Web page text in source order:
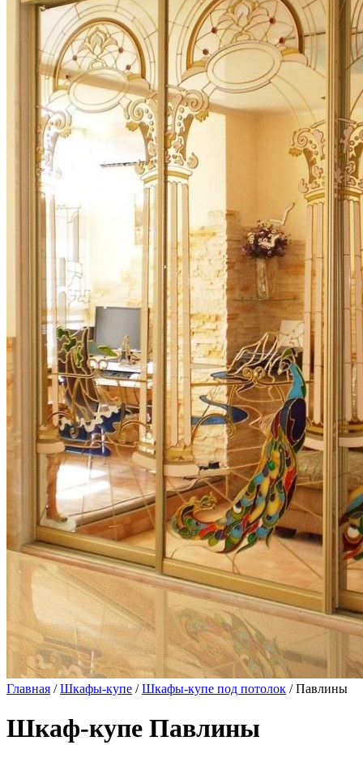
Главная /Шкафы-купе /Шкафы-купе под потолок / Павлины
Шкаф-купе Павлины